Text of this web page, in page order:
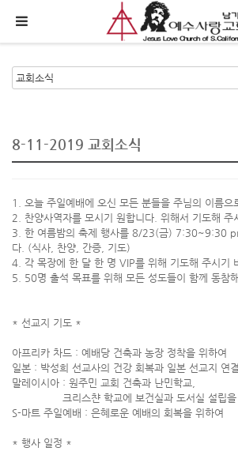
메뉴 건너뛰기
8-11-2019 교회소식
1. 오늘 주일예배에 오신 모든 분들을 주님의 이름으
2. 찬양사역자를 모시기 원합니다. 위해서 기도해 주
3. 한 여름밤의 축제 행사를 8/23(금) 7:30~9:30
다. (식사, 찬양, 간증, 기도)
4. 각 목장에 한 달 한 명 VIP를 위해 기도해 주시기
5. 50명 출석 목표를 위해 모든 성도들이 함께 동참
* 선교지 기도 *
아프리카 차드 : 예배당 건축과 농장 정착을 위하여
일본 : 박성희 선교사의 건강 회복과 일본 선교지 연
말레이시아 : 원주민 교회 건축과 난민학교,
크리스챤 학교에 보건실과 도서실 설립을
S-마트 주일예배 : 은혜로운 예배의 회복을 위하여
* 행사 일정 *